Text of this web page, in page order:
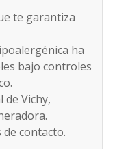
te garantiza
ha
bajo controles
de Vichy,
contacto.